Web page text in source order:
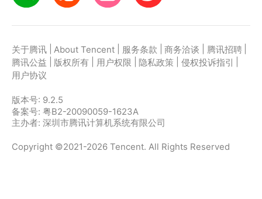
关于腾讯 About Tencent 服务条款 商务洽谈 腾讯招聘
腾讯公益
版权所有 用户权限 隐私政策 侵权投诉指引
用户协议
版本号: 9.2.5
备案号: 粤B2-20090059-1623A
主办者: 深圳市腾讯计算机系统有限公司
Copyright ©2021-2026 Tencent. All Rights Reserved